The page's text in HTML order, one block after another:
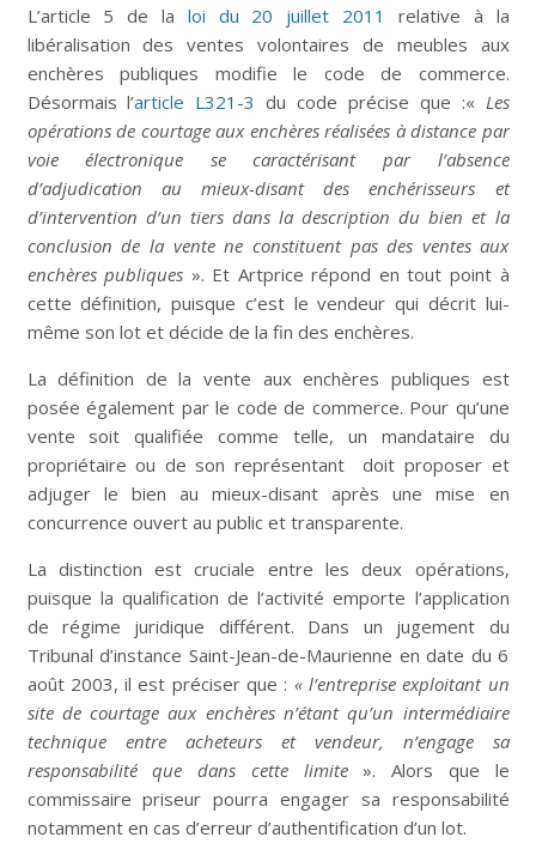
L’article 5 de la loi du 20 juillet 2011
relative à la
libéralisation des ventes volontaires de meubles aux
enchères publiques modifie le code de commerce.
Désormais l’article L321-3du code précise que :« Les
opérations de courtage aux enchères réalisées à distance par
voie électronique se caractérisant par l’absence
d’adjudication au mieux-disant des enchérisseurs et
d’intervention d’un tiers dans la description du bien et la
conclusion de la vente ne constituent pas des ventes aux
enchères publiques ». Et Artprice répond en tout point à
cette définition, puisque c’est le vendeur qui décrit lui-
même son lot et décide de la fin des enchères.
La définition de la vente aux enchères publiques est
posée également par le code de commerce. Pour qu’une
vente soit qualifiée comme telle, un mandataire du
propriétaire ou de son représentant doit proposer et
adjuger le bien au mieux-disant après une mise en
concurrence ouvert au public et transparente.
La distinction est cruciale entre les deux opérations,
puisque la qualification de l’activité emporte l’application
de régime juridique différent. Dans un jugement du
Tribunal d’instance Saint-Jean-de-Maurienne en date du 6
août 2003, il est préciser que : « l’entreprise exploitant un
site de courtage aux enchères n’étant qu’un intermédiaire
technique entre acheteurs et vendeur, n’engage sa
responsabilité que dans cette limite». Alors que le
commissaire priseur pourra engager sa responsabilité
notamment en cas d’erreur d’authentification d’un lot.